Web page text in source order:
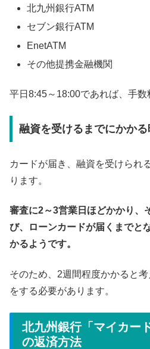
北九州銀行ATM
セブン銀行ATM
EnetATM
その他提携金融機関
平日8:45～18:00であれば、手数
融資を受けるまでにかか
カードが届き、融資を受けられ
ります。
審査に2～3営業日ほどかかり、
び、ローンカードが届くまでと
かるようです。
そのため、2週間程度かかると
をする必要があります。
北九州銀行「マイカー
の返済方法